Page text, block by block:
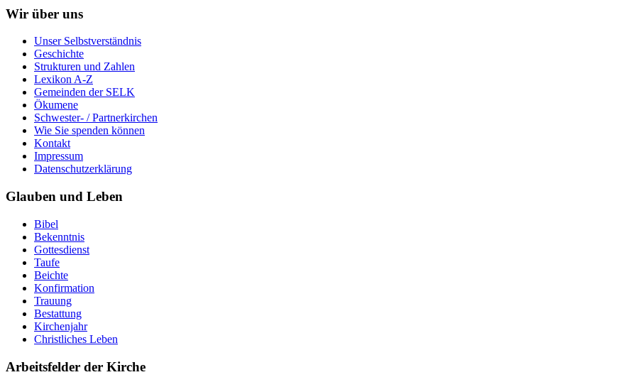
Wir über uns
Unser Selbstverständnis
Geschichte
Strukturen und Zahlen
Lexikon A-Z
Gemeinden der SELK
Ökumene
Schwester- / Partnerkirchen
Wie Sie spenden können
Kontakt
Impressum
Datenschutzerklärung
Glauben und Leben
Bibel
Bekenntnis
Gottesdienst
Taufe
Beichte
Konfirmation
Trauung
Bestattung
Kirchenjahr
Christliches Leben
Arbeitsfelder der Kirche